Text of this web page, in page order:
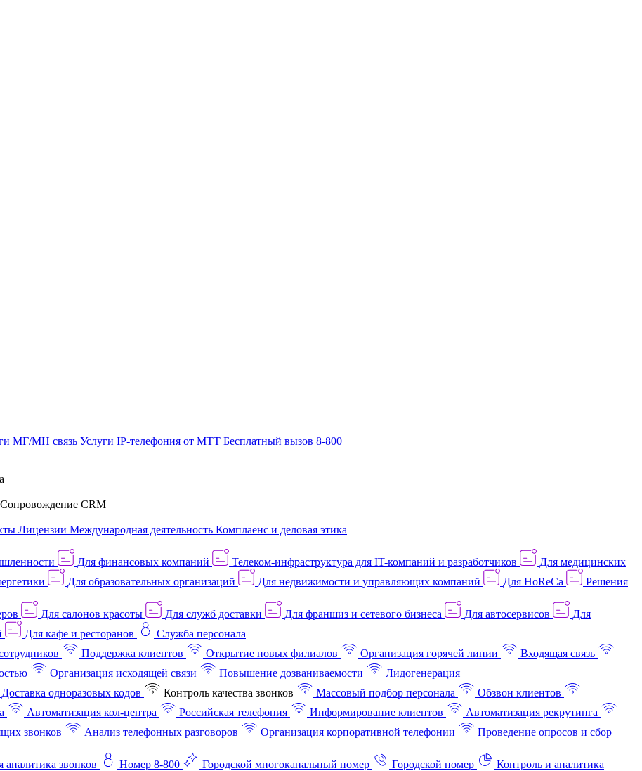
МГ/МН связь Услуги IP-телефония от МТТ Бесплатный вызов 8-800
Сопровождение CRM
Лицензии Международная деятельность Комплаенс и деловая этика
Для финансовых компаний Телеком-инфраструктура для IT-компаний и разработчиков
Для медицинских
Для образовательных организаций Для недвижимости и управляющих компаний Для HoReCa
Решения
Для салонов красоты Для служб доставки Для франшиз и сетевого бизнеса Для автосервисов
Для
Для кафе и ресторанов
Служба персонала
Поддержка клиентов Открытие новых филиалов Организация горячей линии
Входящая связь
Организация исходящей связи Повышение дозваниваемости
Лидогенерация
Доставка одноразовых кодов Контроль качества звонков Массовый подбор персонала
Обзвон клиентов
Автоматизация кол-центра Российская телефония Информирование клиентов
Автоматизация рекрутинга
звонков Анализ телефонных разговоров Организация корпоративной телефонии
Проведение опросов и сбор
аналитика звонков Номер 8-800 Городской многоканальный номер Городской номер
Контроль и аналитика